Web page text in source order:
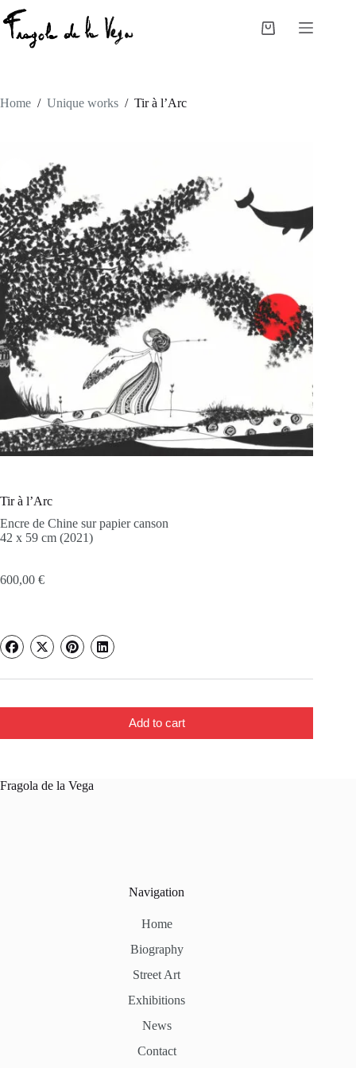
Skip
to
content
Shopping
Home / Unique works / Tir à l’Arc
Tir à l’Arc
Encre de Chine sur papier canson
42 x 59 cm (2021)
600,00 €
Add to cart
Fragola de la Vega
Navigation
Home
Biography
Street Art
Exhibitions
News
Contact